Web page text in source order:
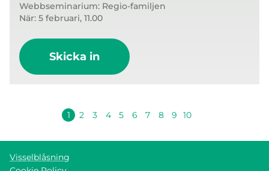
Webbseminarium: Regio-familjen
När: 5 februari, 11.00
Skicka in
1 2 3 4 5 6 7 8 9 10
Visselblåsning